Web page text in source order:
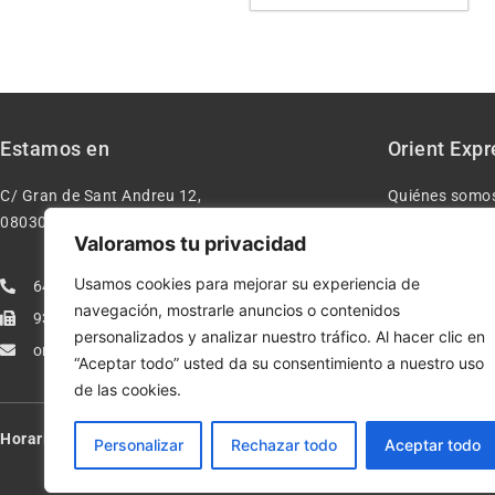
Valoramos tu privacidad
Usamos cookies para mejorar su experiencia de
navegación, mostrarle anuncios o contenidos
personalizados y analizar nuestro tráfico. Al hacer clic en
“Aceptar todo” usted da su consentimiento a nuestro uso
de las cookies.
Personalizar Rechazar todo Aceptar todo
Estamos en
C/ Gran de Sant Andreu 12,
08030 – Barcelona España
640277962
933113005
orientexpressmodelismo@gmail.com
Orient
Quiénes
Condiciones
Política de
Política de
Horario: Lun-Vie de 10:00-13:30 y 17:00-20:00 – Sáb de 10:00-13:30